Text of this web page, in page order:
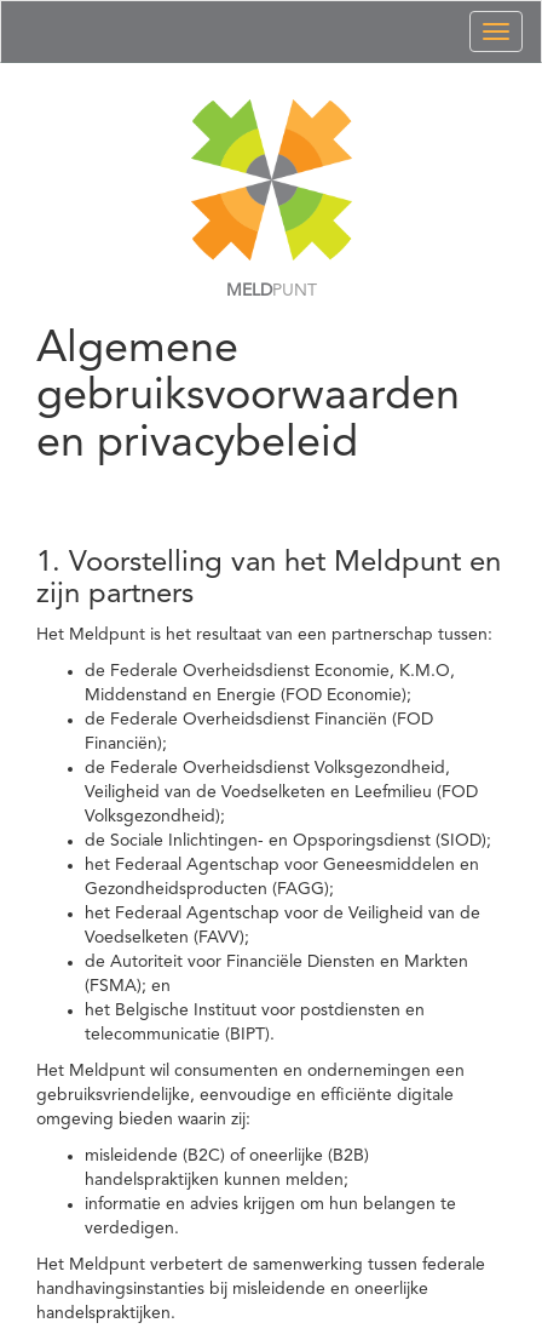
MELDPUNT
Algemene
gebruiksvoorwaarden
en privacybeleid
1. Voorstelling van het Meldpunt en
zijn partners
Het Meldpunt is het resultaat van een partnerschap tussen:
de Federale Overheidsdienst Economie, K.M.O,
Middenstand en Energie (FOD Economie);
de Federale Overheidsdienst Financiën (FOD
Financiën);
de Federale Overheidsdienst Volksgezondheid,
Veiligheid van de Voedselketen en Leefmilieu (FOD
Volksgezondheid);
de Sociale Inlichtingen- en Opsporingsdienst (SIOD);
het Federaal Agentschap voor Geneesmiddelen en
Gezondheidsproducten (FAGG);
het Federaal Agentschap voor de Veiligheid van de
Voedselketen (FAVV);
de Autoriteit voor Financiële Diensten en Markten
(FSMA); en
het Belgische Instituut voor postdiensten en
telecommunicatie (BIPT).
Het Meldpunt wil consumenten en ondernemingen een
gebruiksvriendelijke, eenvoudige en efficiënte digitale
omgeving bieden waarin zij:
misleidende (B2C) of oneerlijke (B2B)
handelspraktijken kunnen melden;
informatie en advies krijgen om hun belangen te
verdedigen.
Het Meldpunt verbetert de samenwerking tussen federale
handhavingsinstanties bij misleidende en oneerlijke
handelspraktijken.